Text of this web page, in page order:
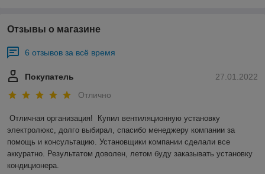
Отзывы о магазине
6 отзывов за всё время
27.01.2022
Покупатель
Отлично
Отличная организация!  Купил вентиляционную установку
электролюкс, долго выбирал, спасибо менеджеру компании за
помощь и консультацию. Установщики компании сделали все
аккуратно. Результатом доволен, летом буду заказывать установку
кондиционера.